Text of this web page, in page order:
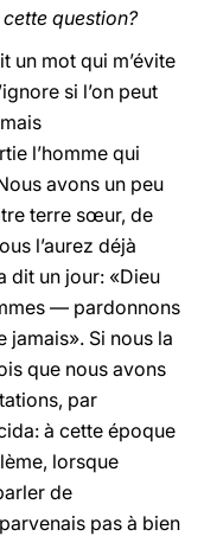
question?
un mot qui m’évite
si l’on peut
l’homme qui
avons un peu
terre sœur, de
l’aurez déjà
dit un jour: «Dieu
— pardonnons
jamais». Si nous la
que nous avons
par
à cette époque
lorsque
de
pas à bien